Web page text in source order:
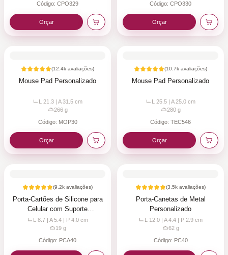
Código: CPO329
Orçar
Código: CPO330
Orçar
(12.4k avaliações)
Mouse Pad Personalizado
L 21.3 | A 31.5 cm
266g
Código: MOP30
Orçar
(10.7k avaliações)
Mouse Pad Personalizado
L 25.5 | A 25.0 cm
280g
Código: TEC546
Orçar
(9.2k avaliações)
Porta-Cartões de Silicone para
Celular com Suporte
Personalizado
L 8.7 | A 5.4 | P 4.0 cm
19g
Código: PCA40
(3.5k avaliações)
Porta-Canetas de Metal
Personalizado
L 12.0 | A 4.4 | P 2.9 cm
62g
Código: PC40